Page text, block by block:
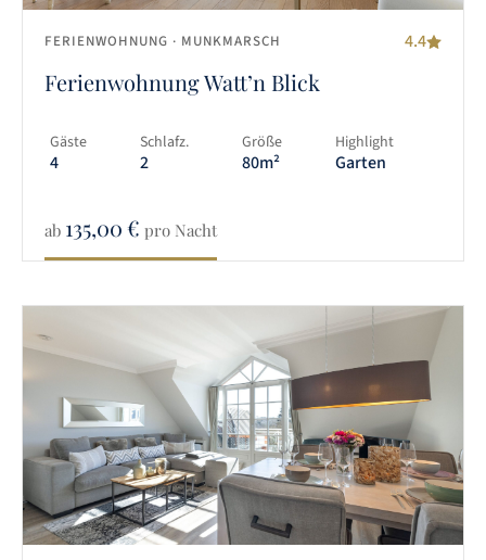
FERIENWOHNUNG · MUNKMARSCH 4.4
Ferienwohnung Watt’n Blick
Gäste
4
Schlafz.
2
Größe
80m²
Highlight
Garten
ab 135,00€ pro Nacht